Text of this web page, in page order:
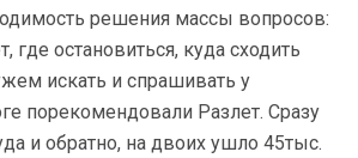
решения массы вопросов:
где остановиться, куда сходить
искать и спрашивать у
порекомендовали Разлет. Сразу
и обратно, на двоих ушло 45тыс.